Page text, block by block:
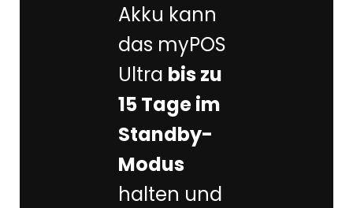
Akku kann
das myPOS
Ultra bis zu
15 Tage im
Standby-
Modus
halten und